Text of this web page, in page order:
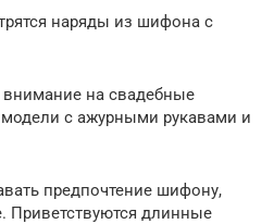
наряды из шифона с
внимание на свадебные
с ажурными рукавами и
предпочтение шифону,
Приветствуются длинные